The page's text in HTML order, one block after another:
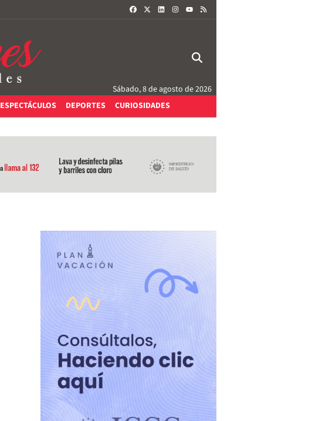
FACEBOOKLINKEDININSTAGRAM
Sábado, 8 de agosto de 2026
ESPECTÁCULOS DEPORTES CURIOSIDADES